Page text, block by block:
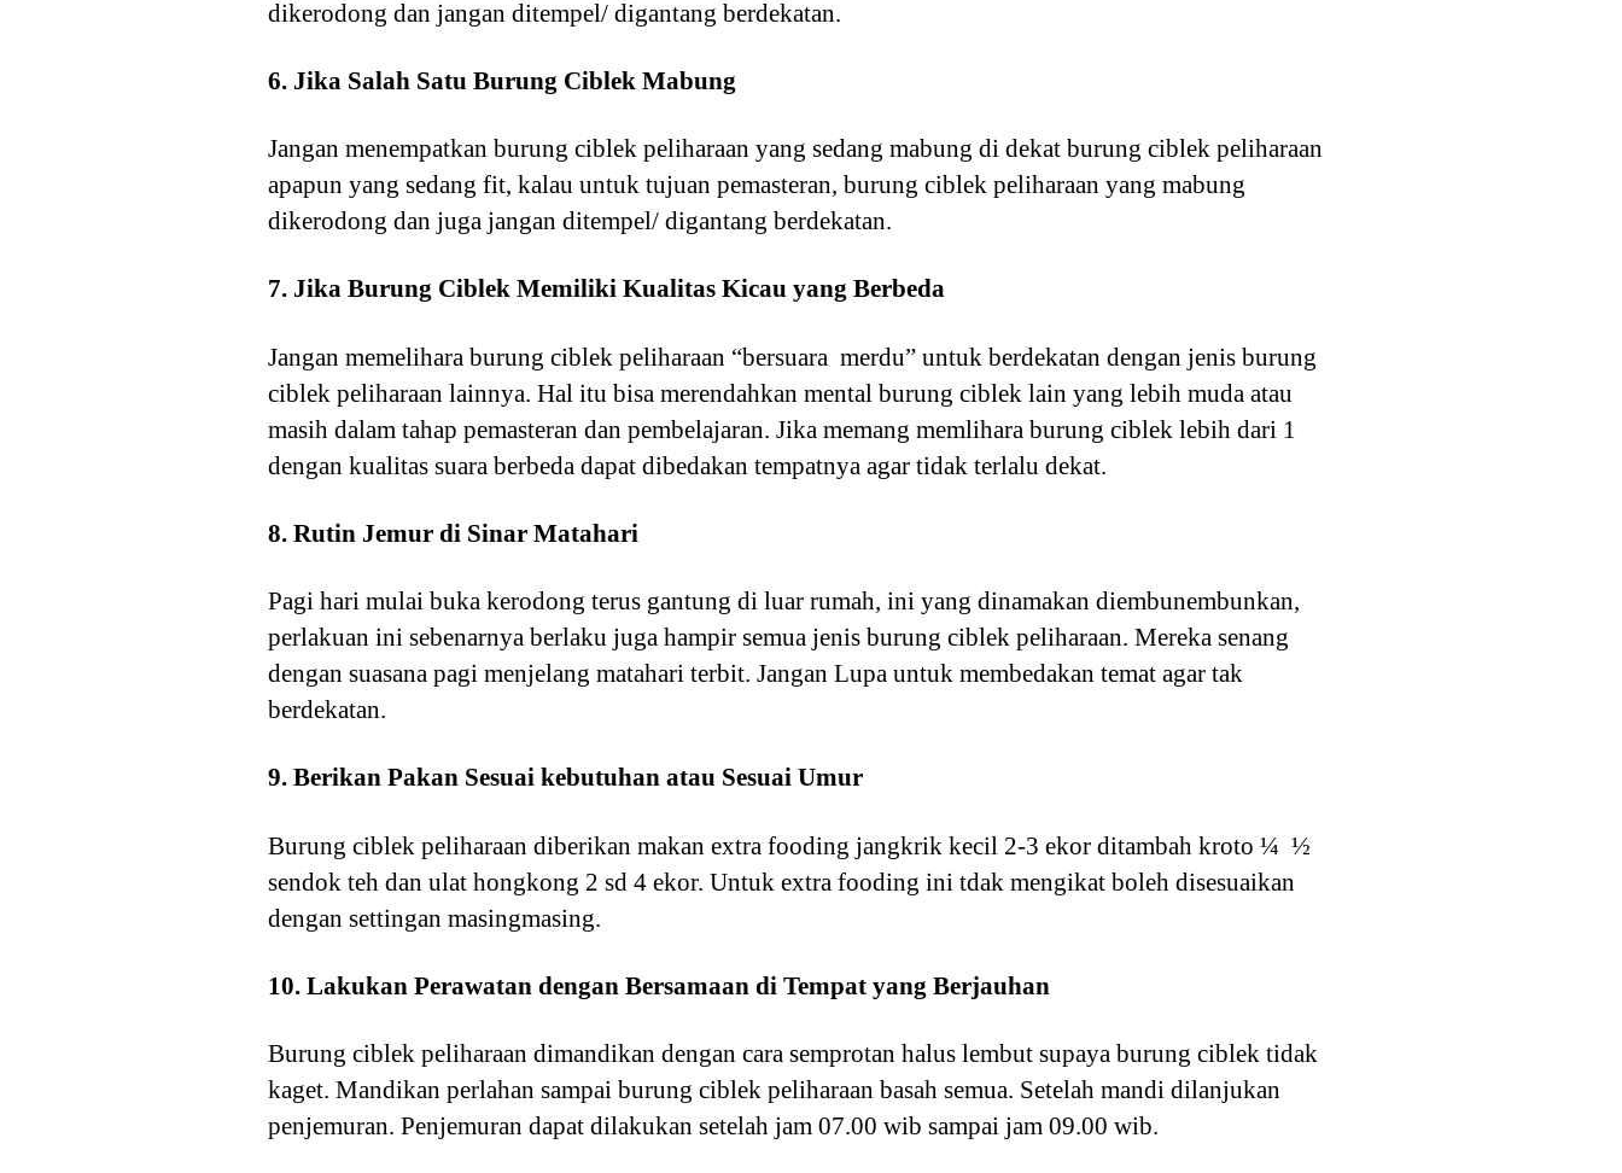
dikerodong dan jangan ditempel/ digantang berdekatan.
6. Jika Salah Satu Burung Ciblek Mabung
Jangan menempatkan burung ciblek peliharaan yang sedang mabung di dekat burung ciblek peliharaan
apapun yang sedang fit, kalau untuk tujuan pemasteran, burung ciblek peliharaan yang mabung
dikerodong dan juga jangan ditempel/ digantang berdekatan.
7. Jika Burung Ciblek Memiliki Kualitas Kicau yang Berbeda
Jangan memelihara burung ciblek peliharaan “bersuara merdu” untuk berdekatan dengan jenis burung
ciblek peliharaan lainnya. Hal itu bisa merendahkan mental burung ciblek lain yang lebih muda atau
masih dalam tahap pemasteran dan pembelajaran. Jika memang memlihara burung ciblek lebih dari 1
dengan kualitas suara berbeda dapat dibedakan tempatnya agar tidak terlalu dekat.
8. Rutin Jemur di Sinar Matahari
Pagi hari mulai buka kerodong terus gantung di luar rumah, ini yang dinamakan diembunembunkan,
perlakuan ini sebenarnya berlaku juga hampir semua jenis burung ciblek peliharaan. Mereka senang
dengan suasana pagi menjelang matahari terbit. Jangan Lupa untuk membedakan temat agar tak
berdekatan.
9. Berikan Pakan Sesuai kebutuhan atau Sesuai Umur
Burung ciblek peliharaan diberikan makan extra fooding jangkrik kecil 2-3 ekor ditambah kroto ¼ ½
sendok teh dan ulat hongkong 2 sd 4 ekor. Untuk extra fooding ini tdak mengikat boleh disesuaikan
dengan settingan masingmasing.
10. Lakukan Perawatan dengan Bersamaan di Tempat yang Berjauhan
Burung ciblek peliharaan dimandikan dengan cara semprotan halus lembut supaya burung ciblek tidak
kaget. Mandikan perlahan sampai burung ciblek peliharaan basah semua. Setelah mandi dilanjukan
penjemuran. Penjemuran dapat dilakukan setelah jam 07.00 wib sampai jam 09.00 wib.